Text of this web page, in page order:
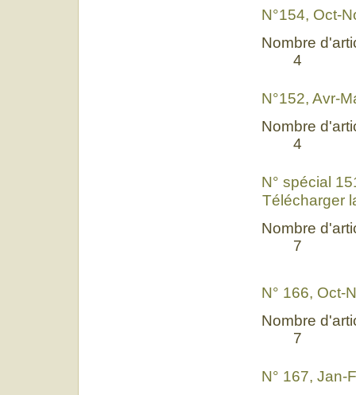
N°154, Oct-
Nombre
4
N°152, Avr-
Nombre
4
N° spécial
Télécharger
Nombre
7
N° 166, Oct-
Nombre
7
N° 167, Jan-